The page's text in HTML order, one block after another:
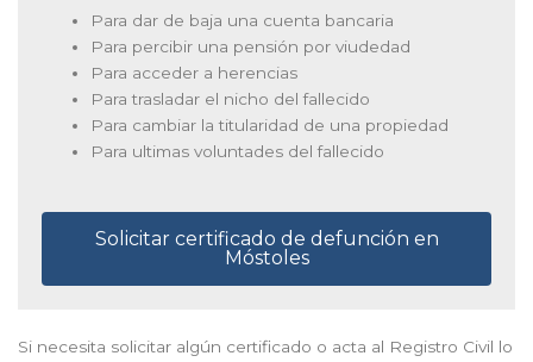
Para dar de baja una cuenta bancaria
Para percibir una pensión por viudedad
Para acceder a herencias
Para trasladar el nicho del fallecido
Para cambiar la titularidad de una propiedad
Para ultimas voluntades del fallecido
Solicitar certificado de defunción en
Móstoles
Si necesita solicitar algún certificado o acta al Registro Civil lo